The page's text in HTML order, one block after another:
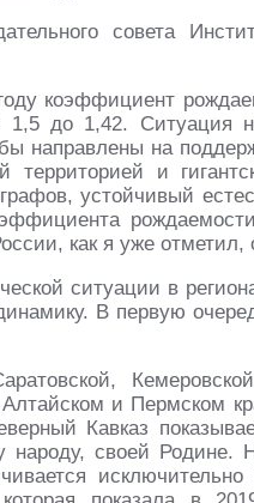
совета
коэффициент
до 1,42. Ситуация
направлены на
и
устойчивый
как я уже отметил,
ситуации в
В первую
и Пермском
Кавказ
народу, своей Родине.